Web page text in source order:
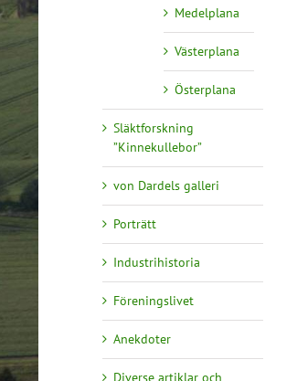
Medelplana
Västerplana
Österplana
Släktforskning
”Kinnekullebor”
von Dardels galleri
Porträtt
Industrihistoria
Föreningslivet
Anekdoter
Diverse artiklar och